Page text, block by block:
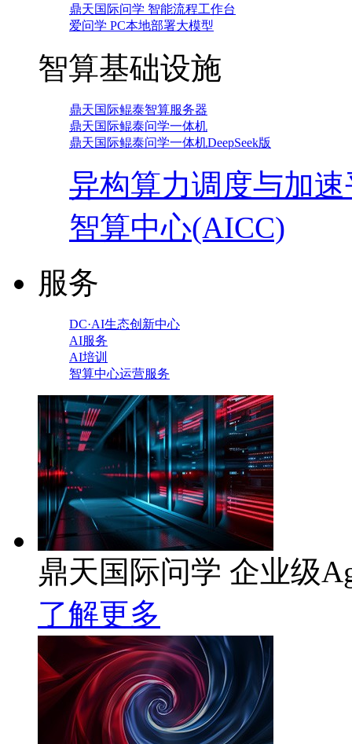
鼎天国际问学 智能流程工作台
爱问学 PC本地部署大模型
智算基础设施
鼎天国际鲲泰智算服务器
鼎天国际鲲泰问学一体机
鼎天国际鲲泰问学一体机DeepSeek版
异构算力调度与加
智算中心(AICC)
服务
DC·AI生态创新中心
AI服务
AI培训
智算中心运营服务
鼎天国际问学 企业级
了解更多